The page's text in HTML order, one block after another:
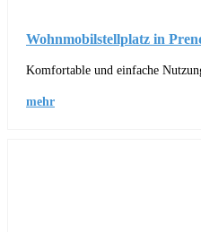
Wohnmobilstellplatz in
Komfortable und einfache
mehr